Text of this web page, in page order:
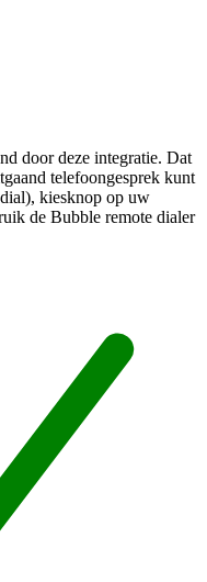
door deze integratie. Dat
telefoongesprek kunt
kiesknop op uw
de Bubble remote dialer